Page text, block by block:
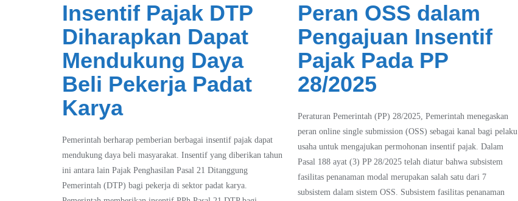
Insentif Pajak DTP
Diharapkan Dapat
Mendukung Daya
Beli Pekerja Padat
Karya
Pemerintah berharap pemberian berbagai insentif pajak dapat
mendukung daya beli masyarakat. Insentif yang diberikan tahun
ini antara lain Pajak Penghasilan Pasal 21 Ditanggung
Pemerintah (DTP) bagi pekerja di sektor padat karya.
Peran OSS dalam
Pengajuan Insentif
Pajak Pada PP
28/2025
Peraturan Pemerintah (PP) 28/2025, Pemerintah menegaskan
peran online single submission (OSS) sebagai kanal bagi pelaku
usaha untuk mengajukan permohonan insentif pajak. Dalam
Pasal 188 ayat (3) PP 28/2025 telah diatur bahwa subsistem
fasilitas penanaman modal merupakan salah satu dari 7
subsistem dalam sistem OSS. Subsistem fasilitas penanaman